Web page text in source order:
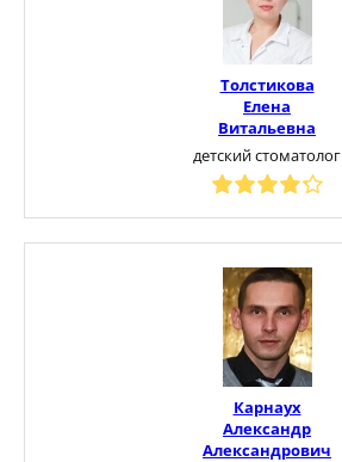
Толстикова
Елена
Витальевна
детский стоматолог
Карнаух
Александр
Александрович